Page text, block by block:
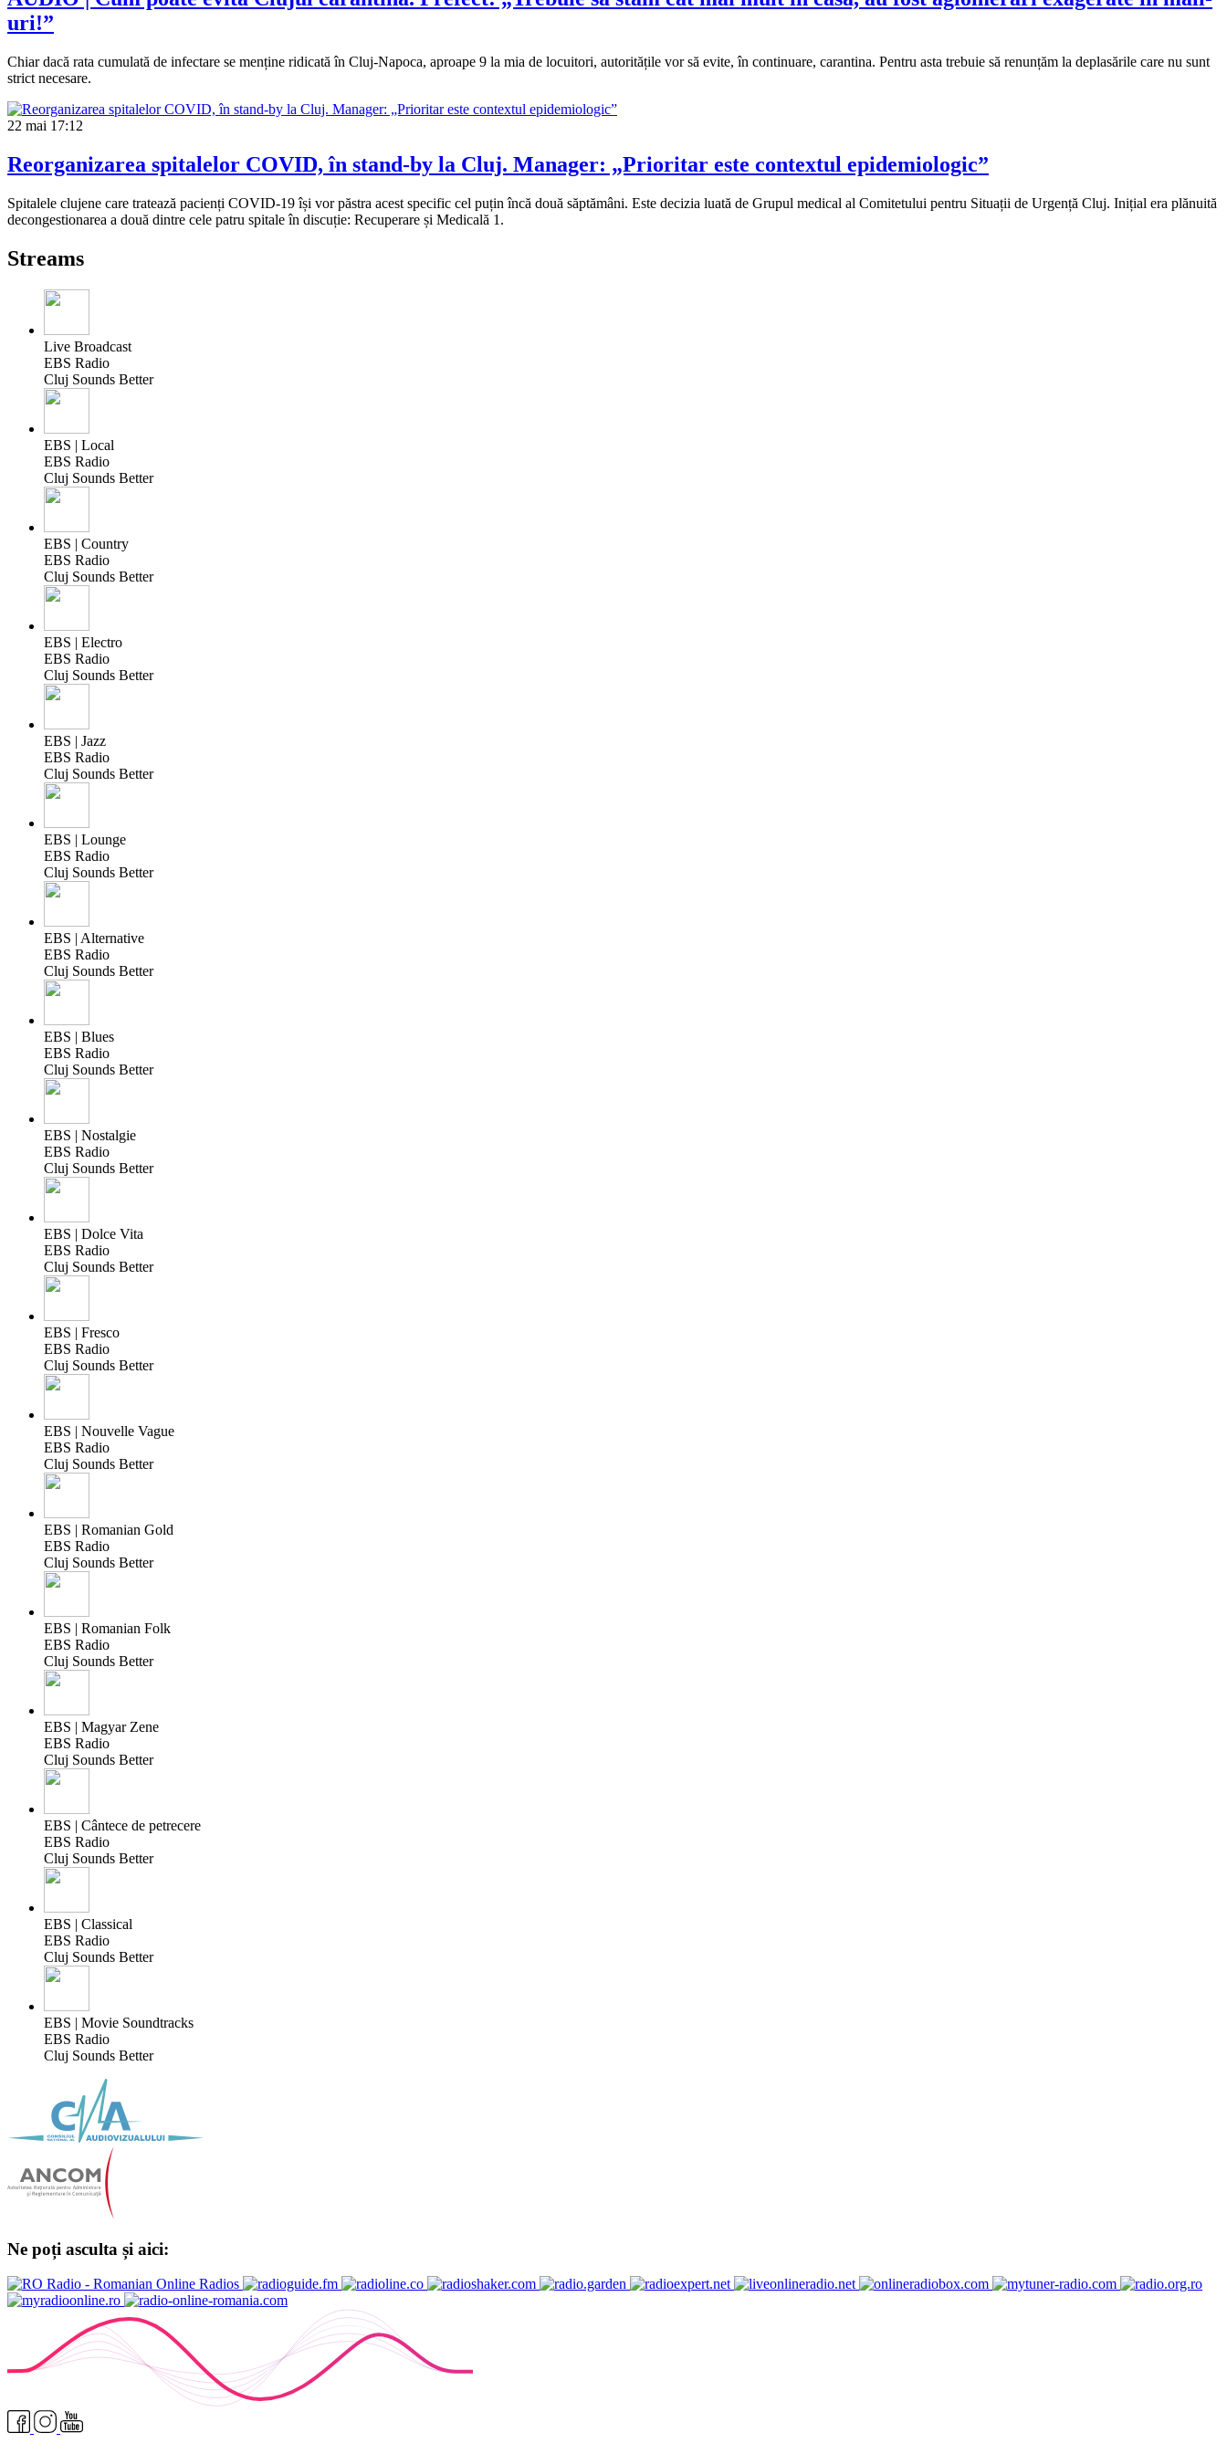
uri!”
Chiar dacă rata cumulată de infectare se menține ridicată în Cluj-Napoca, aproape 9 la mia de locuitori, autoritățile vor să evite, în continuare, carantina. Pentru asta trebuie să renunțăm la deplasările care nu sunt
strict necesare.
22 mai 17:12
Reorganizarea spitalelor COVID, în stand-by la Cluj. Manager: „Prioritar este contextul epidemiologic”
Spitalele clujene care tratează pacienți COVID-19 își vor păstra acest specific cel puțin încă două săptămâni. Este decizia luată de Grupul medical al Comitetului pentru Situații de Urgență Cluj. Inițial era plănuită
decongestionarea a două dintre cele patru spitale în discuție: Recuperare și Medicală 1.
Streams
Live Broadcast
EBS Radio
Cluj Sounds Better
EBS | Local
EBS Radio
Cluj Sounds Better
EBS | Country
EBS Radio
Cluj Sounds Better
EBS | Electro
EBS Radio
Cluj Sounds Better
EBS | Jazz
EBS Radio
Cluj Sounds Better
EBS | Lounge
EBS Radio
Cluj Sounds Better
EBS | Alternative
EBS Radio
Cluj Sounds Better
EBS | Blues
EBS Radio
Cluj Sounds Better
EBS | Nostalgie
EBS Radio
Cluj Sounds Better
EBS | Dolce Vita
EBS Radio
Cluj Sounds Better
EBS | Fresco
EBS Radio
Cluj Sounds Better
EBS | Nouvelle Vague
EBS Radio
Cluj Sounds Better
EBS | Romanian Gold
EBS Radio
Cluj Sounds Better
EBS | Romanian Folk
EBS Radio
Cluj Sounds Better
EBS | Magyar Zene
EBS Radio
Cluj Sounds Better
EBS | Cântece de petrecere
EBS Radio
Cluj Sounds Better
EBS | Classical
EBS Radio
Cluj Sounds Better
EBS | Movie Soundtracks
EBS Radio
Cluj Sounds Better
Ne poți asculta și aici: